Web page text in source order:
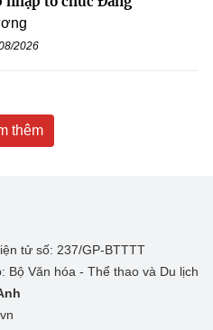
2026
thêm
tử số: 237/GP-BTTTT
Bộ Văn hóa - Thể thao và Du lịch